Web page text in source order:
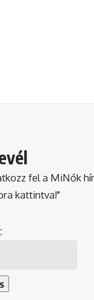
fel a MiNők
kattintva!"